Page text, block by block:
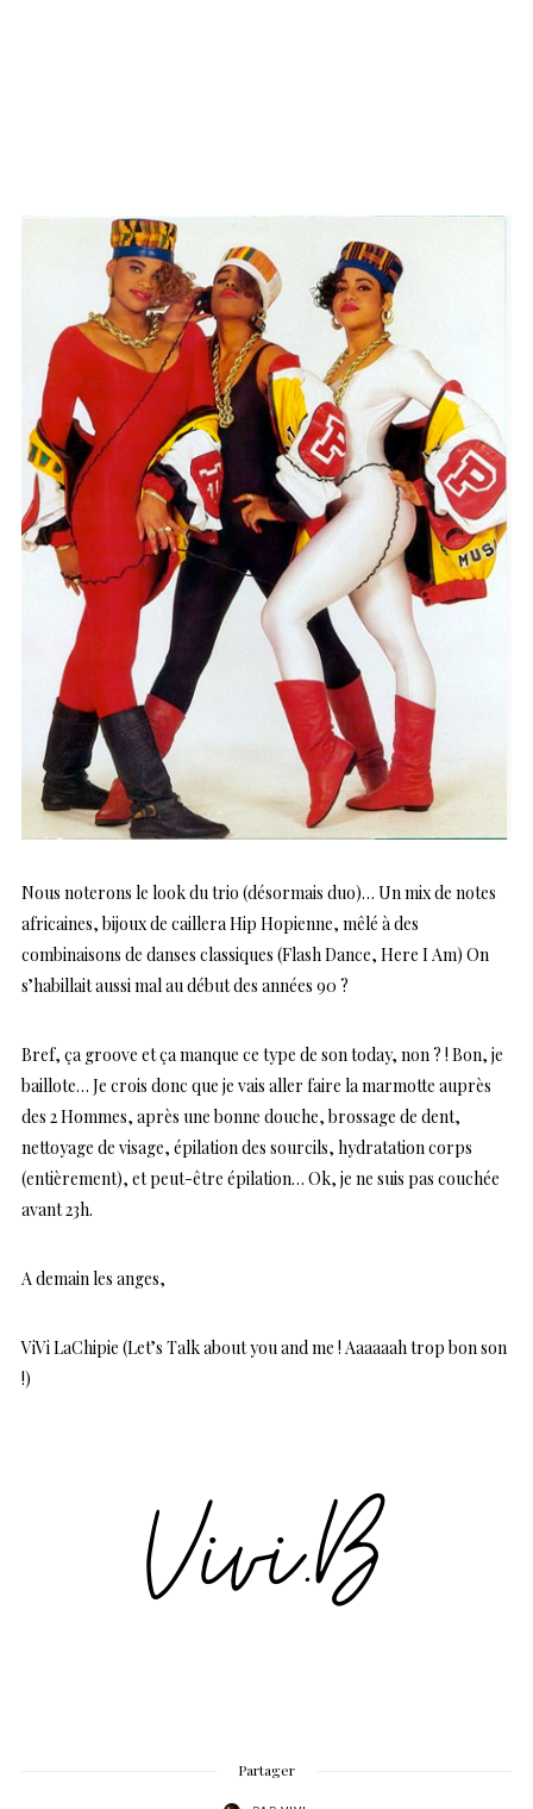
Nous noterons le look du trio (désormais duo)… Un mix de notes
africaines, bijoux de caillera Hip Hopienne, mêlé à des
combinaisons de danses classiques (Flash Dance, Here I Am) On
s’habillait aussi mal au début des années 90 ?
Bref, ça groove et ça manque ce type de son today, non ? ! Bon, je
baillote… Je crois donc que je vais aller faire la marmotte auprès
des 2 Hommes, après une bonne douche, brossage de dent,
nettoyage de visage, épilation des sourcils, hydratation corps
(entièrement), et peut-être épilation… Ok, je ne suis pas couchée
avant 23h.
A demain les anges,
ViVi LaChipie (Let’s Talk about you and me ! Aaaaaah trop bon son
!)
Partager